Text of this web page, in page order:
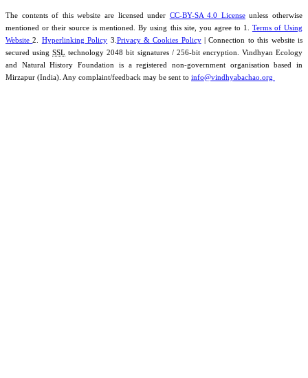
The contents of this website are licensed under CC-BY-SA 4.0 Licenseunless otherwise
mentioned or their source is mentioned. By using this site, you agree to 1. Terms of Using
Website2. Hyperlinking Policy 3. Privacy & Cookies Policy| Connection to this website is
secured usingSSL technology 2048 bit signatures / 256-bit encryption. Vindhyan Ecology
and Natural History Foundation is a registered non-government organisation based in
Mirzapur (India). Any complaint/feedback may be sent to info@vindhyabachao.org